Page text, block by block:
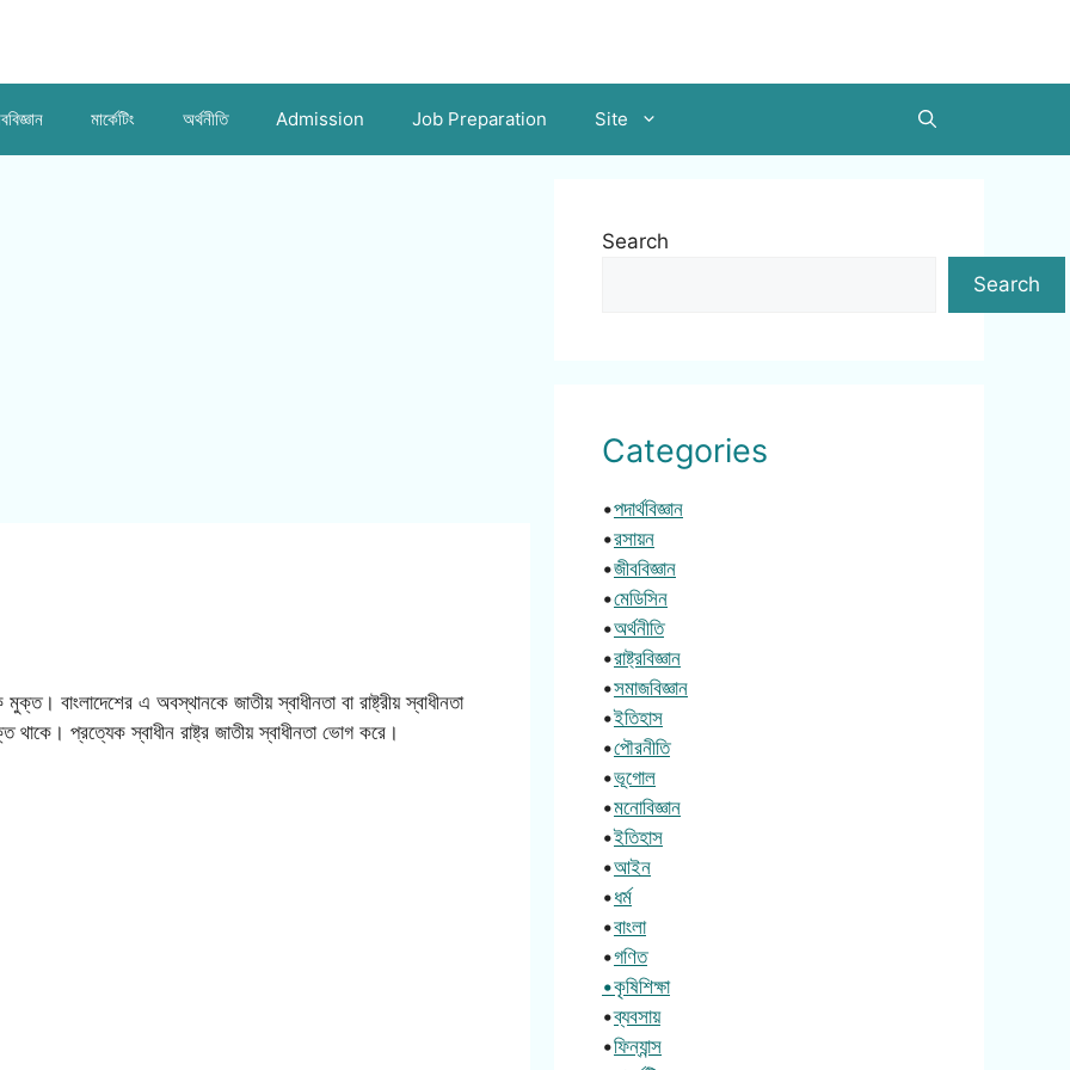
মার্কেটিং অর্থনীতি Admission Job Preparation Site
বাংলাদেশের এ অবস্থানকে জাতীয় স্বাধীনতা বা রাষ্ট্রীয় স্বাধীনতা
থাকে। প্রত্যেক স্বাধীন রাষ্ট্র জাতীয় স্বাধীনতা ভোগ করে।
Search
Search
Categories
•পদার্থবিজ্ঞান
•রসায়ন
•জীববিজ্ঞান
•মেডিসিন
•অর্থনীতি
•রাষ্ট্রবিজ্ঞান
•সমাজবিজ্ঞান
•ইতিহাস
•পৌরনীতি
•ভূগোল
•মনোবিজ্ঞান
•ইতিহাস
•আইন
•ধর্ম
•বাংলা
•গণিত
•কৃষিশিক্ষা
•ব্যবসায়
•ফিন্যান্স